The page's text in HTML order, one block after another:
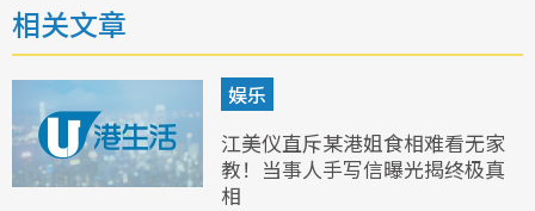
相关文章
娱乐
江美仪直斥某港姐食相难看无家
教！当事人手写信曝光揭终极真
相